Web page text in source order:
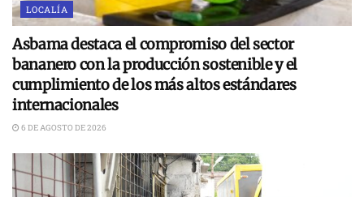
LOCALÍA
Asbama destaca el compromiso del sector
bananero con la producción sostenible y el
cumplimiento de los más altos estándares
internacionales
6 DE AGOSTO DE 2026